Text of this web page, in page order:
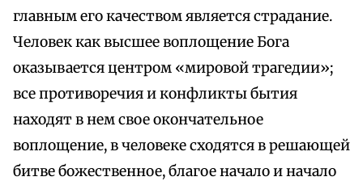
главным его качеством является страдание.
Человек как высшее воплощение Бога
оказывается центром «мировой трагедии»;
все противоречия и конфликты бытия
находят в нем свое окончательное
воплощение, в человеке сходятся в решающей
битве божественное, благое начало и начало